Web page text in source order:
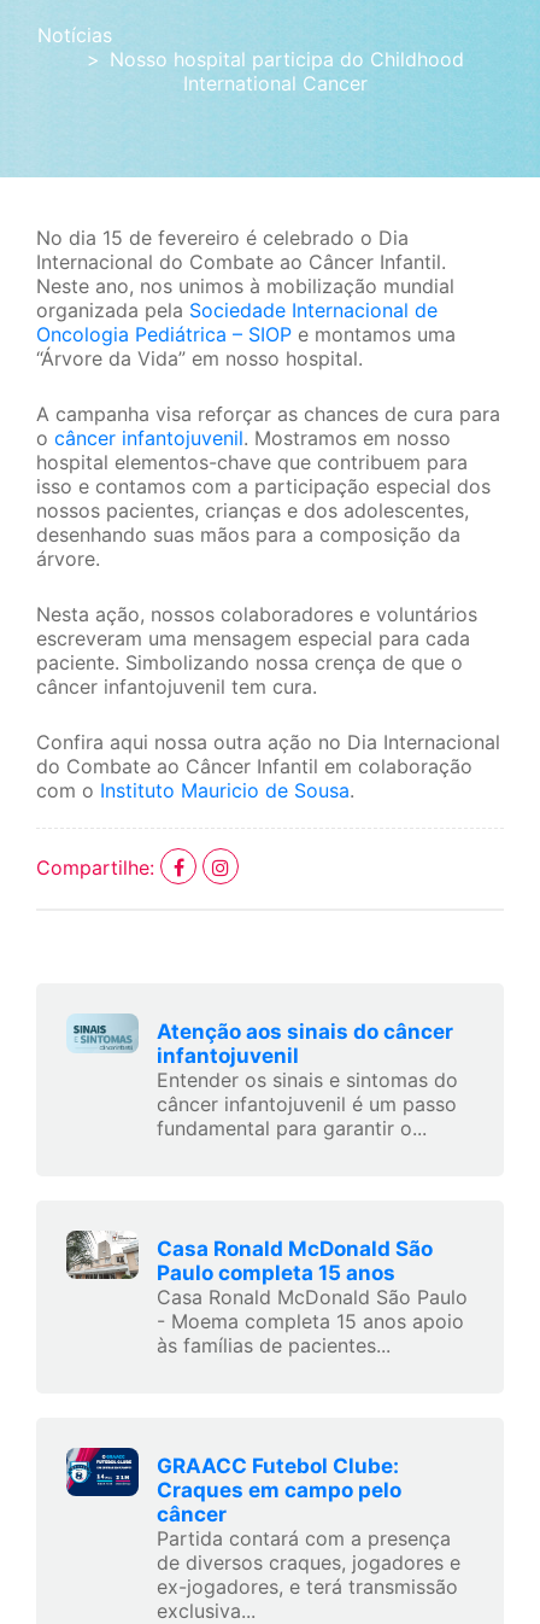
Notícias
Nosso hospital participa do Childhood
International Cancer
No dia 15 de fevereiro é celebrado o Dia
Internacional do Combate ao Câncer Infantil.
Neste ano, nos unimos à mobilização mundial
organizada pela Sociedade Internacional de
Oncologia Pediátrica – SIOP e montamos uma
“Árvore da Vida” em nosso hospital.
A campanha visa reforçar as chances de cura para
o câncer infantojuvenil. Mostramos em nosso
hospital elementos-chave que contribuem para
isso e contamos com a participação especial dos
nossos pacientes, crianças e dos adolescentes,
desenhando suas mãos para a composição da
árvore.
Nesta ação, nossos colaboradores e voluntários
escreveram uma mensagem especial para cada
paciente. Simbolizando nossa crença de que o
câncer infantojuvenil tem cura.
Confira aqui nossa outra ação no Dia Internacional
do Combate ao Câncer Infantil em colaboração
com o Instituto Mauricio de Sousa.
Compartilhe:
Atenção aos sinais do câncer
infantojuvenil
Entender os sinais e sintomas do
câncer infantojuvenil é um passo
fundamental para garantir o...
Casa Ronald McDonald São
Paulo completa 15 anos
Casa Ronald McDonald São Paulo
- Moema completa 15 anos apoio
às famílias de pacientes...
GRAACC Futebol Clube:
Craques em campo pelo
câncer
Partida contará com a presença
de diversos craques, jogadores e
ex-jogadores, e terá transmissão
exclusiva...